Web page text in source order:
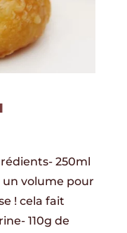
250ml
un volume pour
! cela fait
110g de